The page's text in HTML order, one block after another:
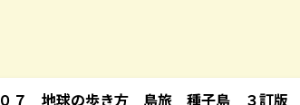
０７ 地球の歩き方 島旅 種子島 ３訂版